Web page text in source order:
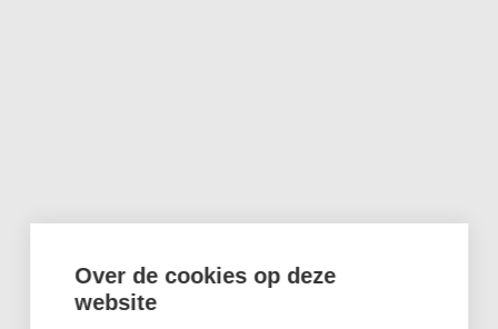
Over de cookies op deze
website